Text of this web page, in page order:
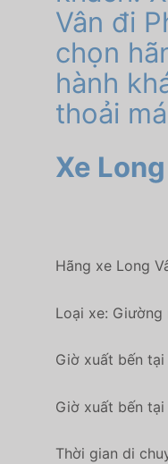
Vân đi
chọn
hành
thoải
Xe
Hãng xe Long
Loại xe: Giường
Giờ xuất bến tại
Giờ xuất bến tại
Thời gian di